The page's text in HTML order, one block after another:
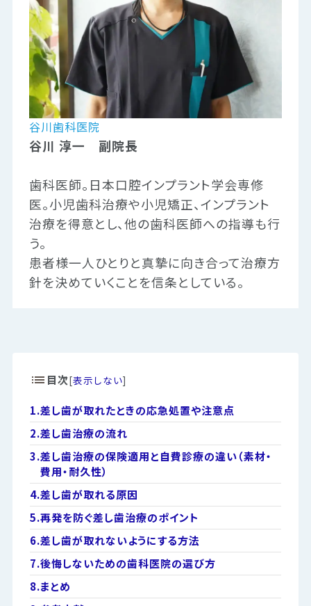
谷川歯科医院
谷川 淳一 副院長
歯科医師。日本口腔インプラント学会専修
医。小児歯科治療や小児矯正、インプラント
治療を得意とし、他の歯科医師への指導も行
う。
患者様一人ひとりと真摯に向き合って治療方
針を決めていくことを信条としている。
目次[表示しない]
1.差し歯が取れたときの応急処置や注意点
2.差し歯治療の流れ
3.差し歯治療の保険適用と自費診療の違い（素材・
費用・耐久性）
4.差し歯が取れる原因
5.再発を防ぐ差し歯治療のポイント
6.差し歯が取れないようにする方法
7.後悔しないための歯科医院の選び方
8.まとめ